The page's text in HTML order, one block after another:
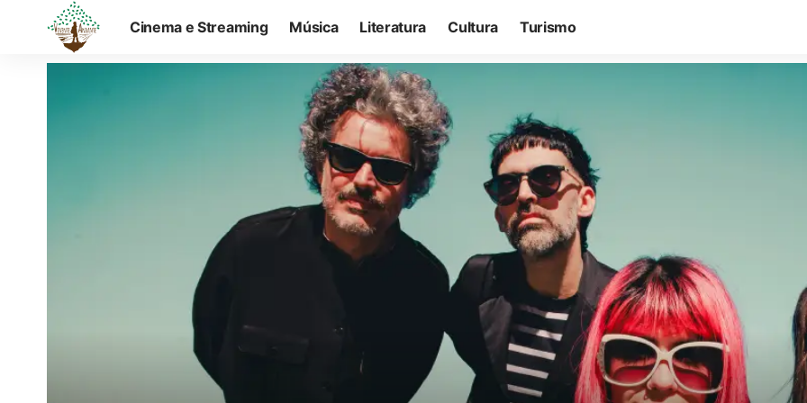
Cinema e Streaming Música Literatura Cultura Turismo